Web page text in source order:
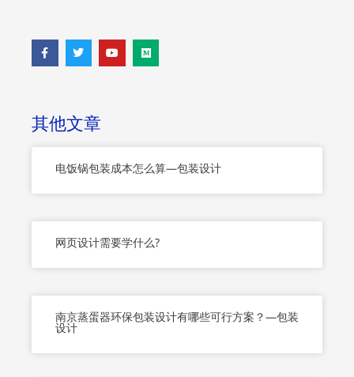
F
a
c
k
-
f
T
w
i
Y
o
u
M
e
d
其他文章
电饭锅包装成本怎么算—包装设计
网页设计需要学什么?
南京蒸蛋器环保包装设计有哪些可行方案？—包装
设计